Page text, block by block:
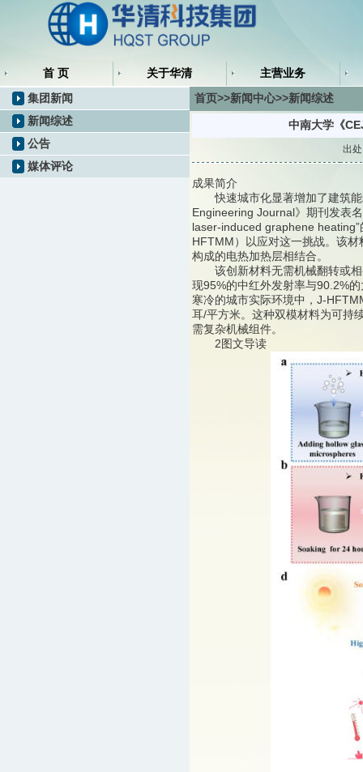
首 页 关于华清 主营业务
集团新闻
新闻综述
公告
媒体评论
首页>>新闻中心>>新闻综述
中南大学《
出
成果简介
快速城市化显著增加了建筑能
Engineering Journal》期刊发表
laser-induced graphene
HFTMM）以应对这一挑战。该
构成的电热加热层相结合。
该创新材料无需机械翻转或相
现95%的中红外发射率与90.2%
寒冷的城市实际环境中，J-
耳/平方米。这种双模材料为可持
需复杂机械组件。
2图文导读